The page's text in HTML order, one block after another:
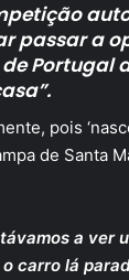
passar a
pois
de Santa
a ver
carro lá